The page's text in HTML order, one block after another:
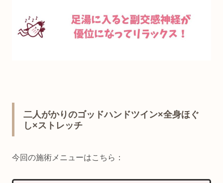
二人がかりのゴッドハンドツイン×全身ほぐ
し×ストレッチ
今回の施術メニューはこちら：